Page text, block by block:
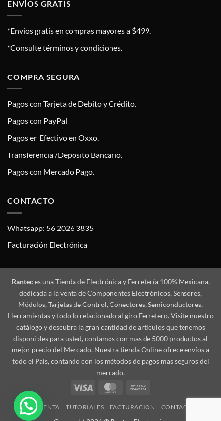
ENVÍOS GRATIS
*Envíos gratis en compras mayores a $499.
*Consulte términos y condiciones.
COMPRA SEGURA
Pagos con Tarjeta de Debito y Crédito.
Pagos con PayPal
Pagos en Efectivo en Oxxo.
Transferencia /Deposito Bancario.
Pagos con Mercado Pago.
CONTACTO
Whatsapp: 56 2026 3835
Facturación Electrónica
Ranteces una Tienda de Electrónica y Ferretería 100% Mexicana,
dedicada a la venta de Componentes Electrónicos, Sensores,
Módulos, Tarjetas de Control, Conectores, Semiconductores,
Herramientas y todo lo relacionado al giro Ferretero. Visite nuestro
catálogo y descubra la gran cantidad de artículos que tenemos
disponibles para usted, contamos con mas de 5000 productos al
mejor precio del Mercado. Nuestra tienda Online ofrece envíos a
todo el País, contando con los métodos de pagos mas seguros del
mercado.
Visa
MasterCard
MI CUENTA TUTORIALES FACTURACION CONTACTO